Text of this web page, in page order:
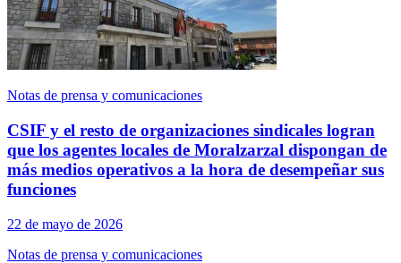
Notas de prensa y comunicaciones
CSIF y el resto de organizaciones sindicales logran
que los agentes locales de Moralzarzal dispongan de
más medios operativos a la hora de desempeñar sus
funciones
22 de mayo de 2026
Notas de prensa y comunicaciones